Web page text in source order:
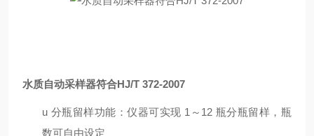
水质自动采样器符合HJ/T 372-2007
u 分瓶留样功能：仪器可实现 1～12 瓶分瓶留样，瓶
数可自由设定